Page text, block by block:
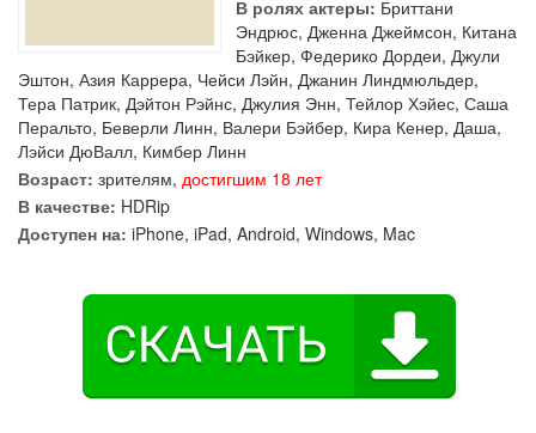
В ролях актеры: Бриттани
Эндрюс, Дженна Джеймсон, Китана
Бэйкер, Федерико Дордеи, Джули
Эштон, Азия Каррера, Чейси Лэйн, Джанин Линдмюльдер,
Тера Патрик, Дэйтон Рэйнс, Джулия Энн, Тейлор Хэйес, Саша
Перальто, Беверли Линн, Валери Бэйбер, Кира Кенер, Даша,
Лэйси ДюВалл, Кимбер Линн
Возраст: зрителям, достигшим 18 лет
В качестве: HDRip
Доступен на: iPhone, iPad, Android, Windows, Mac